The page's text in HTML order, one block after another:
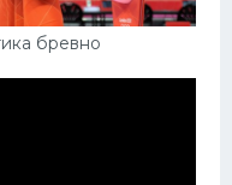
бревно